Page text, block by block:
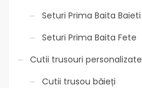
Seturi Prima Baita Baieti
Seturi Prima Baita Fete
Cutii trusouri personalizate
Cutii trusou băieți